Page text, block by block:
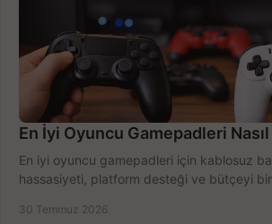
En İyi Oyuncu Gamepadleri
En iyi oyuncu gamepadleri için kablosuz
hassasiyeti, platform desteği ve bütçeyi
30 Temmuz 2026